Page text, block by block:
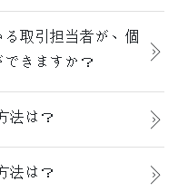
取引担当者が、個
きますか？
法は？
法は？